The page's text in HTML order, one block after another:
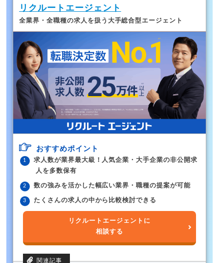
リクルートエージェント
全業界・全職種の求人を扱う大手総合型エージェント
おすすめポイント
求人数が業界最大級！人気企業・大手企業の非公開求
人を多数保有
数の強みを活かした幅広い業界・職種の提案が可能
たくさんの求人の中から比較検討できる
リクルートエージェントに
相談する